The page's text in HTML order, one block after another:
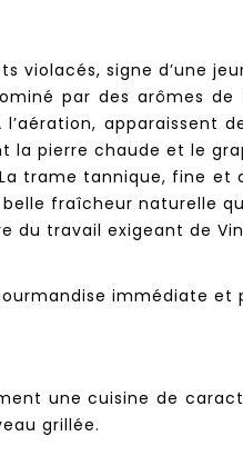
violacés, signe d’une
par des arômes
apparaissent
la pierre chaude et le
trame tannique, fine
fraîcheur naturelle
du travail exigeant de
immédiate et
une cuisine de
grillée.